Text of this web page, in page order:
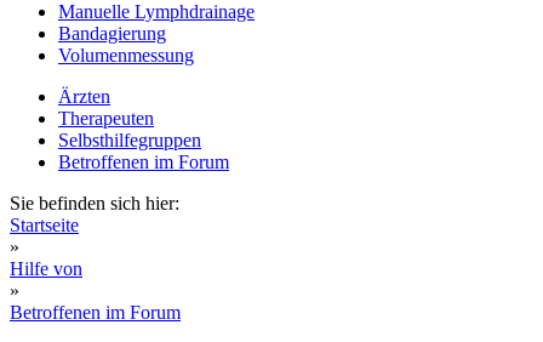
Manuelle Lymphdrainage
Bandagierung
Volumenmessung
Ärzten
Therapeuten
Selbsthilfegruppen
Betroffenen im Forum
Sie befinden sich hier:
Startseite
»
Hilfe von
»
Betroffenen im Forum